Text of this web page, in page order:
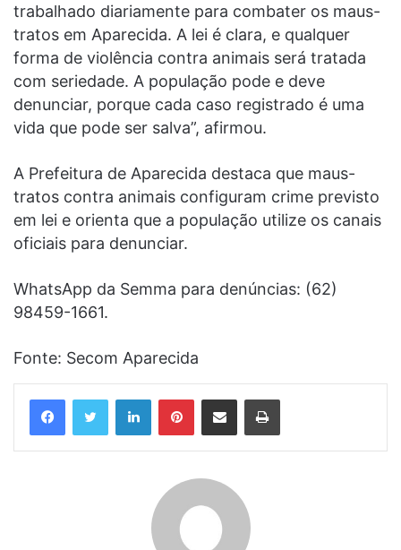
trabalhado diariamente para combater os maus-
tratos em Aparecida. A lei é clara, e qualquer
forma de violência contra animais será tratada
com seriedade. A população pode e deve
denunciar, porque cada caso registrado é uma
vida que pode ser salva”, afirmou.
A Prefeitura de Aparecida destaca que maus-
tratos contra animais configuram crime previsto
em lei e orienta que a população utilize os canais
oficiais para denunciar.
WhatsApp da Semma para denúncias: (62)
98459-1661.
Fonte: Secom Aparecida
LinkedinPinterestCompartilhar via e-mail Imprimir